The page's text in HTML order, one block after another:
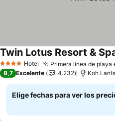
4 EstrellasHotel Primera línea de playa
Twin Lotus Resort &
8,7 Excelente 4.232 Koh
Elige fechas para ver los